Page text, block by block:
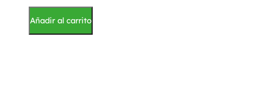
Añadir al carrito